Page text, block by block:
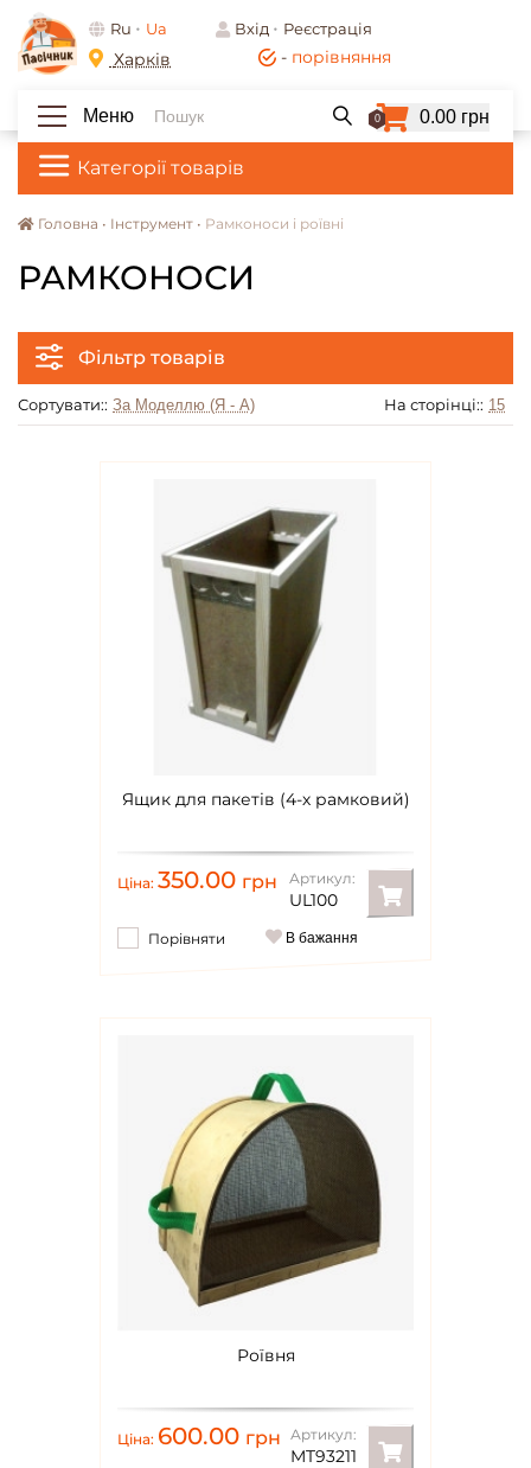
- порівняння
Ru Ua Вхід Реєстрація
Харків
Категорії товарів
Меню 0 0.00 грн
Головна • Інструмент • Рамконоси і роївні
РАМКОНОСИ
Фільтр товарів
Сортувати:: На сторінці::
Ящик для пакетів (4-х рамковий)
Ціна: 350.00 грн Артикул:
UL100
Порівняти В бажання
Роївня
Ціна: 600.00 грн Артикул:
MT93211